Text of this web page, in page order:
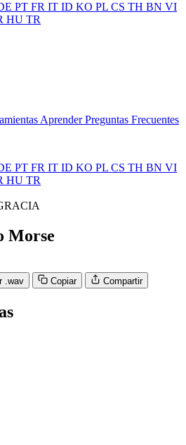
PT FR IT ID KO PL CS TH BN VI
HU TR
AprenderPreguntas Frecuentes
PT FR IT ID KO PL CS TH BN VI
HU TR
Morse
.wav Copiar Compartir